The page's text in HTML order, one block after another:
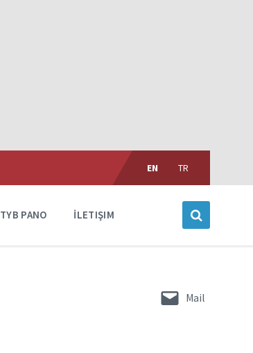
Choose
language:
EN TR
TYB PANO İLETIŞIM
Mail